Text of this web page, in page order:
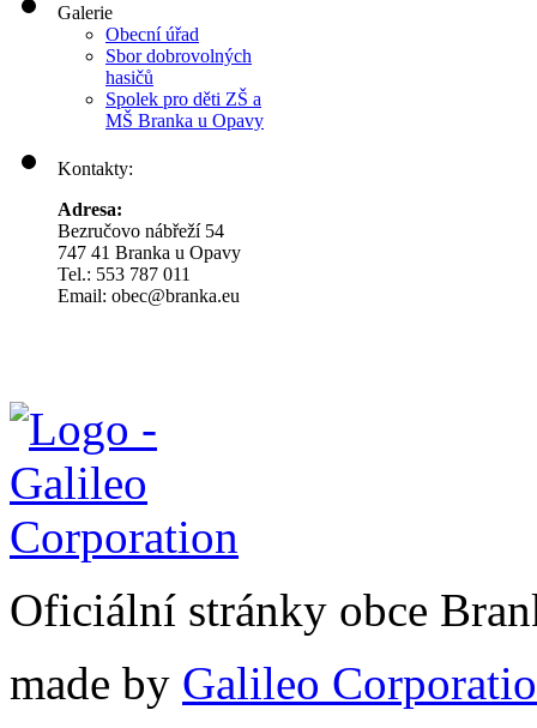
Galerie
Obecní úřad
Sbor dobrovolných
hasičů
Spolek pro děti ZŠ a
MŠ Branka u Opavy
Kontakty:
Adresa:
Bezručovo nábřeží 54
747 41 Branka u Opavy
Tel.: 553 787 011
Email: obec@branka.eu
Oficiální stránky obce
made by Galileo